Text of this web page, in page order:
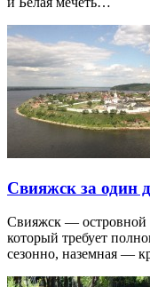
Свияжск за один
Свияжск — островной
который требует
сезонно, наземная —